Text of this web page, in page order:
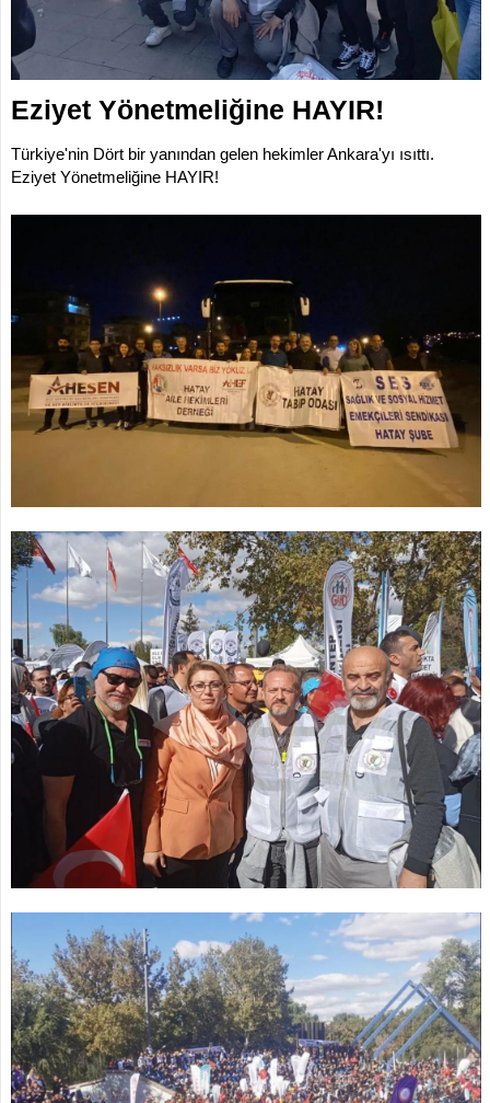
KOMİSYONLAR
İLETİŞİM
Eziyet Yönetmeliğine HAYIR!
Türkiye'nin Dört bir yanından gelen hekimler Ankara'yı ısıttı.
Eziyet Yönetmeliğine HAYIR!